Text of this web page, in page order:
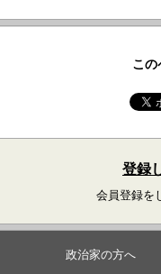
この
登録
会員登録を
政治家の方へ